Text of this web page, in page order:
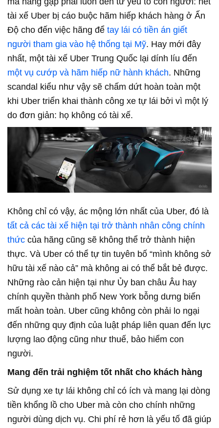
tài xế Uber bị cáo buộc hãm hiếp khách hàng ở Ấn
Độ cho đến việc hãng để tay lái có tiền án giết
người tham gia vào hệ thống tại Mỹ. Hay mới đây
nhất, một tài xế Uber Trung Quốc lại dính líu đến
một vụ cướp và hãm hiếp nữ hành khách. Những
scandal kiểu như vậy sẽ chấm dứt hoàn toàn một
khi Uber triển khai thành công xe tự lái bởi vì một lý
do đơn giản: họ không có tài xế.
Không chỉ có vậy, ác mộng lớn nhất của Uber, đó là
tất cả các tài xế hiện tại trở thành nhân công chính
thức của hãng cũng sẽ không thể trở thành hiện
thực. Và Uber có thể tự tin tuyên bố “mình không sở
hữu tài xế nào cả” mà không ai có thể bắt bẻ được.
Những rào cản hiện tại như Ủy ban châu Âu hay
chính quyền thành phố New York bỗng dưng biến
mất hoàn toàn. Uber cũng không còn phải lo ngại
đến những quy định của luật pháp liên quan đến lực
lượng lao động cũng như thuế, bảo hiểm con
người.
Mang đến trải nghiệm tốt nhất cho khách hàng
Sử dụng xe tự lái không chỉ có ích và mang lại dòng
tiền khổng lồ cho Uber mà còn cho chính những
người dùng dịch vụ. Chi phí rẻ hơn là yếu tố đã giúp